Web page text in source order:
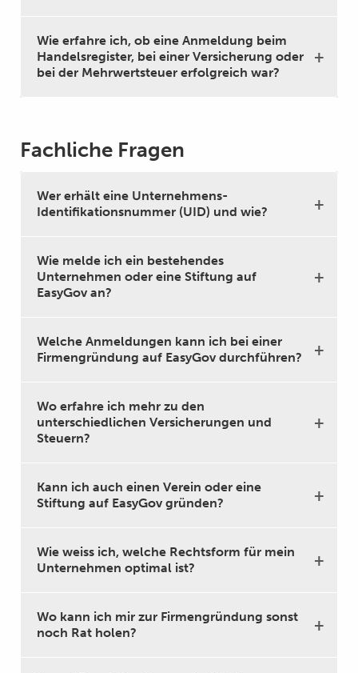
Wie erfahre ich, ob eine Anmeldung beim
Handelsregister, bei einer Versicherung oder
bei der Mehrwertsteuer erfolgreich war?
Fachliche Fragen
Wer erhält eine Unternehmens-
Identifikationsnummer (UID) und wie?
Wie melde ich ein bestehendes
Unternehmen oder eine Stiftung auf
EasyGov an?
Welche Anmeldungen kann ich bei einer
Firmengründung auf EasyGov durchführen?
Wo erfahre ich mehr zu den
unterschiedlichen Versicherungen und
Steuern?
Kann ich auch einen Verein oder eine
Stiftung auf EasyGov gründen?
Wie weiss ich, welche Rechtsform für mein
Unternehmen optimal ist?
Wo kann ich mir zur Firmengründung sonst
noch Rat holen?